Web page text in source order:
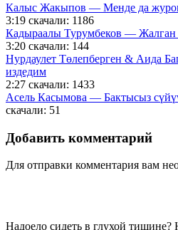
Калыс Жакыпов — Менде да
3:19 скачали: 1186
Кадыраалы Турумбеков — Жалган
3:20 скачали: 144
Нурдаулет Төлепберген & Аида
издедим
2:27 скачали: 1433
Асель Касымова — Бактысыз
скачали: 51
Добавить комментарий
Для отправки комментария вам
Надоело сидеть в глухой тишине?